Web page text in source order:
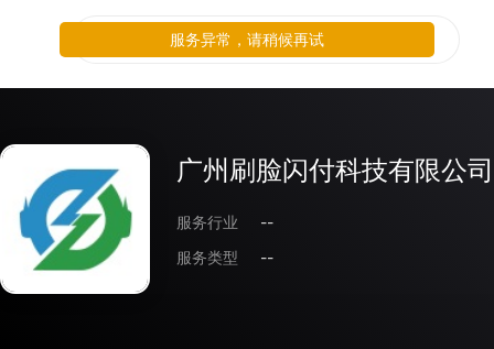
广州刷脸闪付科技有限公司
服务行业
--
服务类型
--
服务异常，请稍候再试